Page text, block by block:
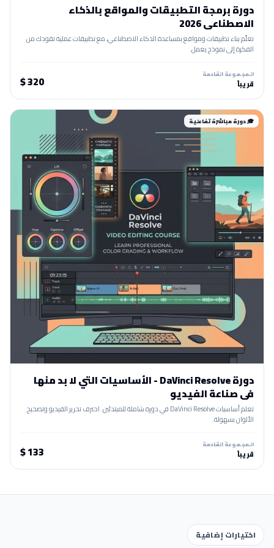
دورة برمجة التطبيقات والمواقع بالذكاء
الاصطناعي 2026
تعلّم بناء تطبيقات ومواقع بمساعدة الذكاء الاصطناعي، مع تطبيقات عملية تقودك من
الفكرة إلى نموذج يعمل.
المجموعة القادمة
قريباً 320 $
🎓 دورة مباشرة تفاعلية
دورة DaVinci Resolve - الأساسيات التي لا بد منها
في صناعة الفيديو
تعلم أساسيات DaVinci Resolve في دورة شاملة للمبتدئين. احترف تحرير الفيديو وتصحيح
الألوان بسهولة.
المجموعة القادمة
قريباً 133 $
اختيارات إضافية